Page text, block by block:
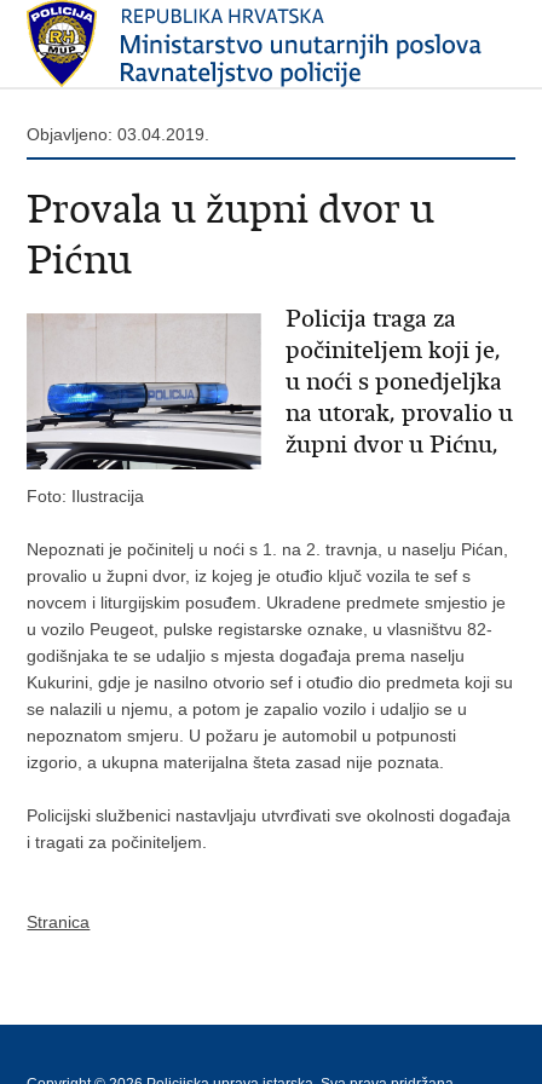
Objavljeno: 03.04.2019.
Provala u župni dvor u
Pićnu
Policija traga za
počiniteljem koji je,
u noći s ponedjeljka
na utorak, provalio u
župni dvor u Pićnu,
Foto: Ilustracija
Nepoznati je počinitelj u noći s 1. na 2. travnja, u naselju Pićan,
provalio u župni dvor, iz kojeg je otuđio ključ vozila te sef s
novcem i liturgijskim posuđem. Ukradene predmete smjestio je
u vozilo Peugeot, pulske registarske oznake, u vlasništvu 82-
godišnjaka te se udaljio s mjesta događaja prema naselju
Kukurini, gdje je nasilno otvorio sef i otuđio dio predmeta koji su
se nalazili u njemu, a potom je zapalio vozilo i udaljio se u
nepoznatom smjeru. U požaru je automobil u potpunosti
izgorio, a ukupna materijalna šteta zasad nije poznata.
Policijski službenici nastavljaju utvrđivati sve okolnosti događaja
i tragati za počiniteljem.
Stranica